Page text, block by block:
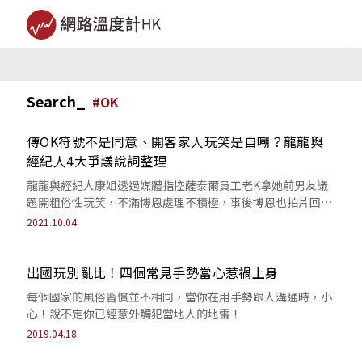
Search_ #OK
傳OK符號不是同意、開客家人玩笑是自嘲？龍龍與
經紀人4大爭議說詞整理
龍龍與經紀人康姐透過媒體指控薩泰爾員工老K拿她前男友議
題開粗俗性玩笑，不滿博恩處理不積極，事後博恩也拍片回
應，其中龍龍與她的經紀人有幾點說詞讓網...
2021.10.04
出國玩別亂比！四個常見手勢當心惹禍上身
每個國家的風俗習慣並不相同，當你在用手勢跟人溝通時，小
心！說不定你已經意外觸犯當地人的地雷！
2019.04.18